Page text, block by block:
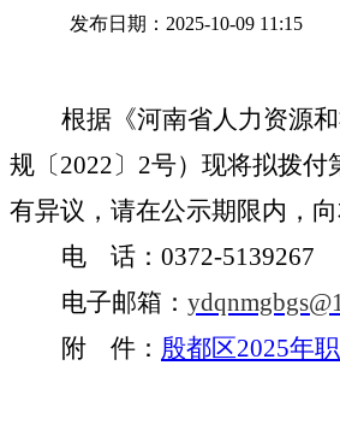
发布日期：2025-10-09 11:15
根据《河南省人力资源
规〔2022〕2号）现将拟拨
有异议，请在公示期限内，
电 话： 0372-5139267
电子邮箱：
附 件： 殷都区2025年